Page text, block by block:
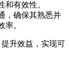
和有效性。
，确保其熟悉并
率。
升效益，实现可